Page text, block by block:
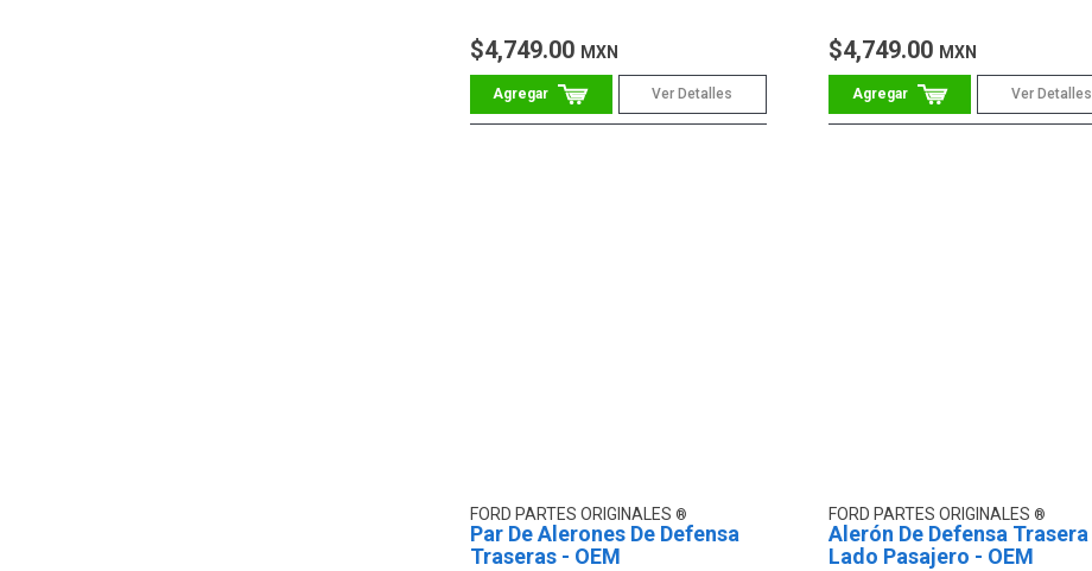
$4,749.00 MXN
Ver Detalles
$4,749.00 MXN
Ver Detalles
FORD PARTES ORIGINALES
Par De Alerones De Defensa
Traseras - OEM
FORD PARTES ORIGINALES
Alerón De Defensa Trasera
Lado Pasajero - OEM